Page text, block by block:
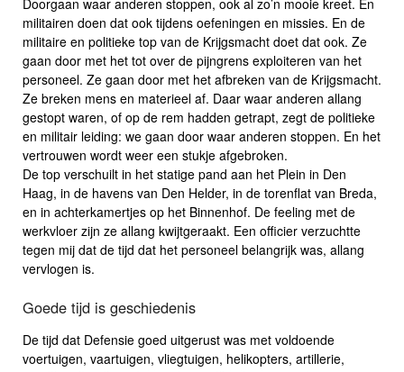
militairen doen dat ook tijdens oefeningen en missies. En de
militaire en politieke top van de Krijgsmacht doet dat ook. Ze
gaan door met het tot over de pijngrens exploiteren van het
personeel. Ze gaan door met het afbreken van de Krijgsmacht.
Ze breken mens en materieel af. Daar waar anderen allang
gestopt waren, of op de rem hadden getrapt, zegt de politieke
en militair leiding: we gaan door waar anderen stoppen. En het
vertrouwen wordt weer een stukje afgebroken.
De top verschuilt in het statige pand aan het Plein in Den
Haag, in de havens van Den Helder, in de torenflat van Breda,
en in achterkamertjes op het Binnenhof. De feeling met de
werkvloer zijn ze allang kwijtgeraakt. Een officier verzuchtte
tegen mij dat de tijd dat het personeel belangrijk was, allang
vervlogen is.
Goede tijd is geschiedenis
De tijd dat Defensie goed uitgerust was met voldoende
voertuigen, vaartuigen, vliegtuigen, helikopters, artillerie,